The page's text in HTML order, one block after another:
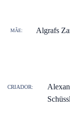
MÃE:
Algrafs
CRIADOR: